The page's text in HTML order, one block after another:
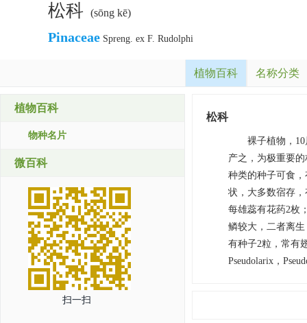
松科 (sōng kē)
Pinaceae Spreng. ex F. Rudolphi
植物百科 名称分类
植物百科
物种名片
微百科
扫一扫
松科
裸子植物，
产之，为极重要
种类的种子可食
状，大多数宿存
每雄蕊有花药2枚
鳞较大，二者离
有种子2粒，常有
Pseudolarix，